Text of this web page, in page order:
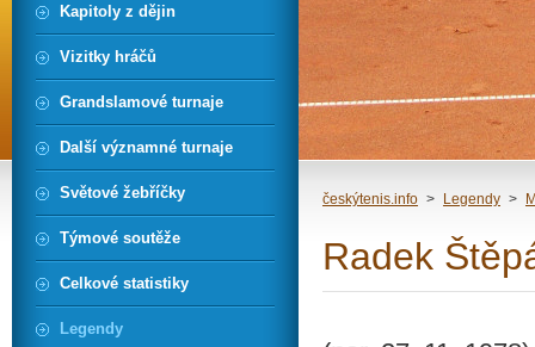
českýtenis.info > Legendy >
Radek
Kapitoly z dějin
Vizitky hráčů
Grandslamové turnaje
Další významné turnaje
Světové žebříčky
Týmové soutěže
Celkové statistiky
Legendy